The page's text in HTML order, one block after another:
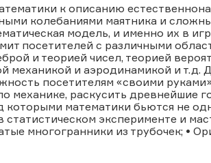
к описанию
колебаниями маятника и
модель, и именно их в
посетителей с различными
и теорией чисел, теорией
механикой и аэродинамикой и т.д.
посетителям «своими
механике, раскусить древнейшие
которыми математики бьются не
эксперименте и
многогранники из трубочек; •